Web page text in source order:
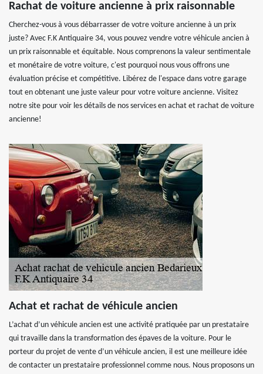
Rachat de voiture ancienne à prix raisonnable
Cherchez-vous à vous débarrasser de votre voiture ancienne à un prix
juste? Avec F.K Antiquaire 34, vous pouvez vendre votre véhicule ancien à
un prix raisonnable et équitable. Nous comprenons la valeur sentimentale
et monétaire de votre voiture, c'est pourquoi nous vous offrons une
évaluation précise et compétitive. Libérez de l'espace dans votre garage
tout en obtenant une juste valeur pour votre voiture ancienne. Visitez
notre site pour voir les détails de nos services en achat et rachat de voiture
ancienne!
Achat et rachat de véhicule ancien
L’achat d’un véhicule ancien est une activité pratiquée par un prestataire
qui travaille dans la transformation des épaves de la voiture. Pour le
porteur du projet de vente d’un véhicule ancien, il est une meilleure idée
de contacter un prestataire professionnel comme nous. Nous proposons un